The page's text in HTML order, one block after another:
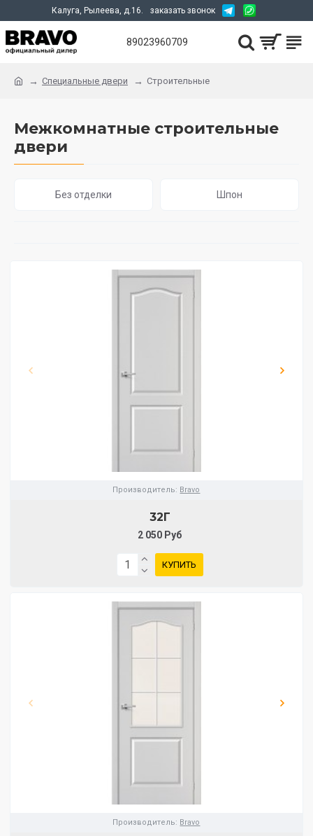
Калуга, Рылеева, д.16. заказать звонок
89023960709
Специальные двери Строительные
Межкомнатные строительные
двери
Без отделки Шпон
Производитель: Bravo
32Г
2 050 Руб
КУПИТЬ
Производитель: Bravo